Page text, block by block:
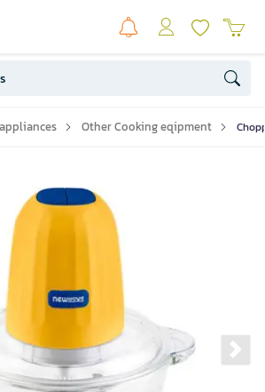
Other Cooking eqipment
slide